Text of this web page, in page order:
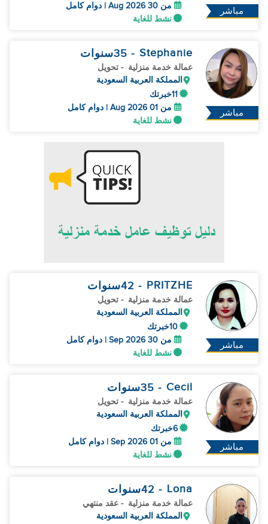
مباشر
من 30 Aug 2026 | دوام كامل
نشط للغاية
مباشر
Stephanie
- 35 سنوات
عمالة خدمة منزلية - تحويل
المملكة العربية السعودية
11خبرتك
من 01 Aug 2026 | دوام كامل
نشط للغاية
مباشر
PRITZHE
- 42 سنوات
عمالة خدمة منزلية - تحويل
المملكة العربية السعودية
10خبرتك
من 30 Sep 2026 | دوام كامل
نشط للغاية
مباشر
Cecil
- 35 سنوات
عمالة خدمة منزلية - تحويل
المملكة العربية السعودية
6خبرتك
من 01 Sep 2026 | دوام كامل
نشط للغاية
Lona
- 42 سنوات
عمالة خدمة منزلية - عقد منتهي
المملكة العربية السعودية